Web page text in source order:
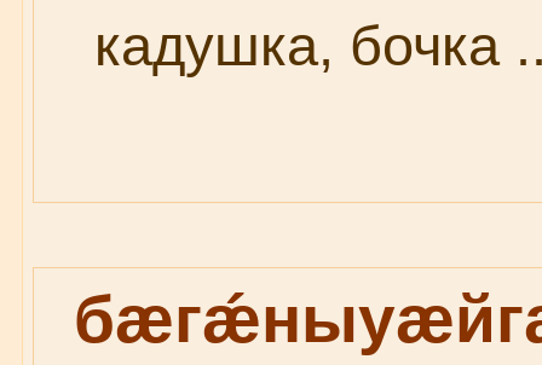
кадушка, бочка